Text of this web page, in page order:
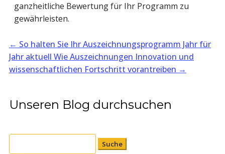
ganzheitliche Bewertung für Ihr Programm zu
gewährleisten.
← So halten Sie Ihr Auszeichnungsprogramm Jahr für
Jahr aktuell Wie Auszeichnungen Innovation und
wissenschaftlichen Fortschritt vorantreiben →
Unseren Blog durchsuchen
Suchen